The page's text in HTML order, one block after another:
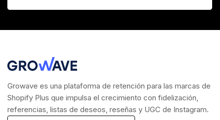
Growave es una plataforma de retención para las marcas de
Shopify Plus que impulsa el crecimiento con fidelización,
referencias, listas de deseos, reseñas y UGC de Instagram.